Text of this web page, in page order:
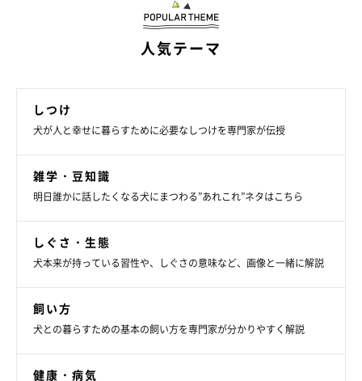
人気テーマ
しつけ
犬が人と幸せに暮らすために必要なしつけを専門家が伝授
雑学・豆知識
明日誰かに話したくなる犬にまつわる”あれこれ”ネタはこちら
しぐさ・生態
犬本来が持っている習性や、しぐさの意味など、画像と一緒に解説
飼い方
犬との暮らすための基本の飼い方を専門家が分かりやすく解説
健康・病気